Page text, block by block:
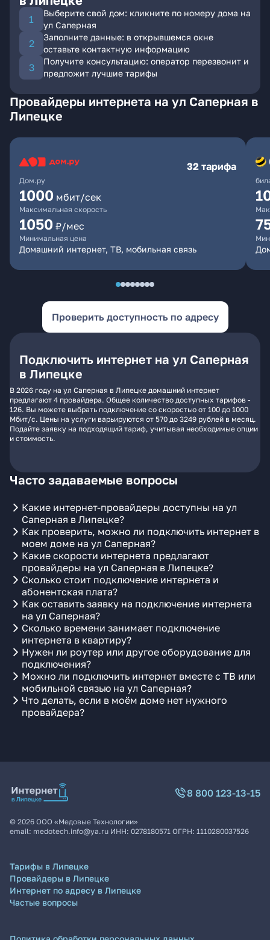
Выберите свой дом: кликните по номеру дома на
ул Саперная
Заполните данные: в открывшемся окне
оставьте контактную информацию
Получите консультацию: оператор перезвонит и
предложит лучшие тарифы
Провайдеры интернета на ул Саперная в
Липецке
Дом.ру
32 тарифа
1000 мбит/сек
Максимальная скорость
1050 ₽/мес
Минимальная цена
Домашний интернет, ТВ, мобильная связь
Проверить доступность по адресу
Подключить интернет на ул Саперная
в Липецке
В 2026 году на ул Саперная в Липецке домашний интернет
предлагают 4 провайдера. Общее количество доступных тарифов -
126. Вы можете выбрать подключение со скоростью от 100 до 1000
Мбит/с. Цены на услуги варьируются от 570 до 3249 рублей в месяц.
Подайте заявку на подходящий тариф, учитывая необходимые опции
и стоимость.
Часто задаваемые вопросы
Какие интернет-провайдеры доступны на ул
Саперная в Липецке?
Как проверить, можно ли подключить интернет в
моем доме на ул Саперная?
Какие скорости интернета предлагают
провайдеры на ул Саперная в Липецке?
Сколько стоит подключение интернета и
абонентская плата?
Как оставить заявку на подключение интернета
на ул Саперная?
Сколько времени занимает подключение
интернета в квартиру?
Нужен ли роутер или другое оборудование для
подключения?
Можно ли подключить интернет вместе с ТВ или
мобильной связью на ул Саперная?
Что делать, если в моём доме нет нужного
провайдера?
8 800 123-13-15
© 2026 ООО «Медовые Технологии»
email: medotech.info@ya.ru ИНН: 0278180571 ОГРН: 1110280037526
Тарифы в Липецке
Провайдеры в Липецке
Интернет по адресу в Липецке
Частые вопросы